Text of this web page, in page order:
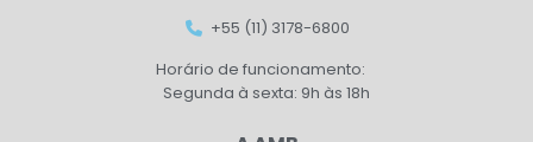
+55 (11) 3178-6800
Horário de funcionamento:
Segunda à sexta: 9h às 18h